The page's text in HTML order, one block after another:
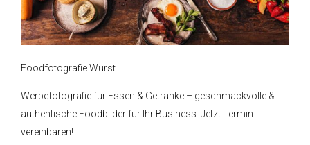
Foodfotografie Wurst
Werbefotografie für Essen & Getränke – geschmackvolle &
authentische Foodbilder für Ihr Business. Jetzt Termin
vereinbaren!